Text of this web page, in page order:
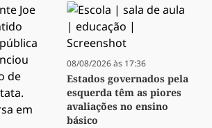
08/08/2026 às 17:36
Estados governados pela
esquerda têm as piores
avaliações no ensino
básico